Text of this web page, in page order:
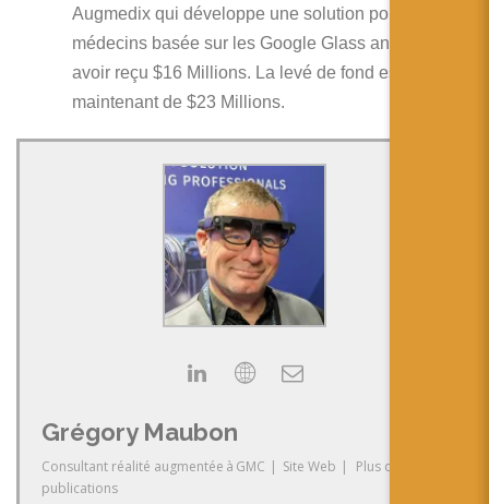
Augmedix qui développe une solution pour les
médecins basée sur les Google Glass annonce
avoir reçu $16 Millions. La levé de fond est
maintenant de $23 Millions.
Grégory Maubon
Consultant réalité augmentée à GMC | Site Web |
Plus de
publications